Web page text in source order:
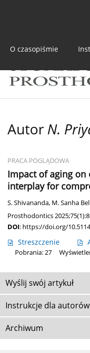
O czasopiśmie
Autor N.
PRACA POGLĄDOWA
Impact of aging on
interplay for
S. Shivananda, M. Sanha
Prosthodontics
DOI: https://doi.org/
Streszczenie
Pobrania: 27
Wyślij swój artykuł
Instrukcje dla autorów
Archiwum